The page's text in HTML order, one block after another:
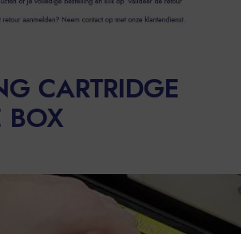
CARTRIDGE
BOX